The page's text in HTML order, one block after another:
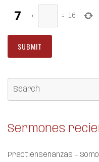
+ = 16
Sermones
Practienseñanzas –